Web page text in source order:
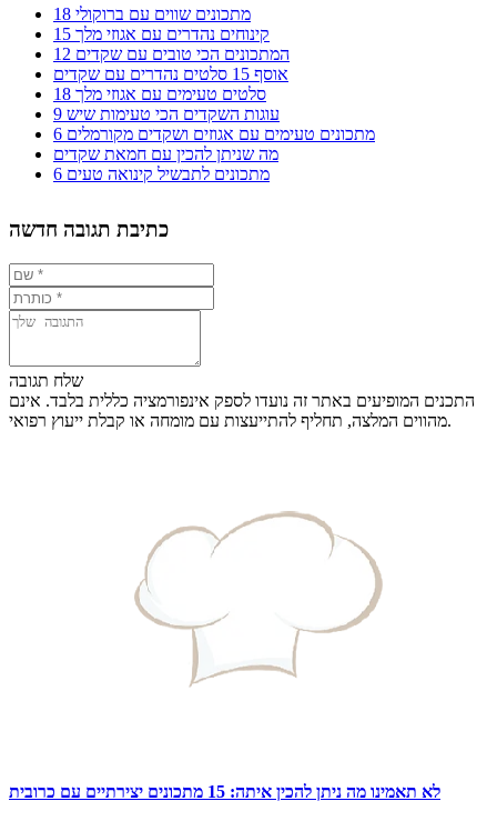
18 מתכונים שווים עם ברוקולי
15 קינוחים נהדרים עם אגוזי מלך
12 המתכונים הכי טובים עם שקדים
אוסף 15 סלטים נהדרים עם שקדים
18 סלטים טעימים עם אגוזי מלך
9 עוגות השקדים הכי טעימות שיש
6 מתכונים טעימים עם אגוזים ושקדים מקורמלים
מה שניתן להכין עם חמאת שקדים
6 מתכונים לתבשיל קינואה טעים
כתיבת תגובה חדשה
שלח תגובה
התכנים המופיעים באתר זה נועדו לספק אינפורמציה כללית בלבד. אינם
מהווים המלצה, תחליף להתייעצות עם מומחה או קבלת ייעוץ רפואי.
לא תאמינו מה ניתן להכין איתה: 15 מתכונים יצירתיים עם כרובית